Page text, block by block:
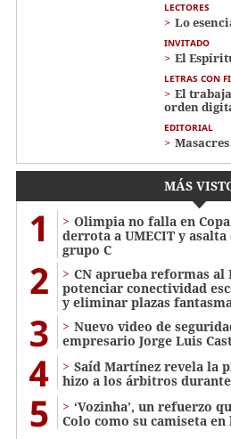
LECTORES
Lo
INVITADO
El
LETRAS CON
El
orden
EDITORIAL
MÁS
1
Olimpia no falla en
derrota a UMECIT y
grupo C
2
CN aprueba reformas al
potenciar conectividad
y eliminar plazas
3
Nuevo video de
empresario Jorge Luis
4
Saíd Martínez revela la
hizo a los árbitros
5
‘Vozinha’, un refuerzo
Colo como su camiseta